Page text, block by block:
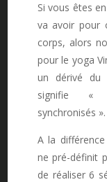
Si vous êtes
va avoir pour
corps, alors
pour le yoga
un dérivé du
signifie «
synchronisés ».
A la
ne pré-définit
de réaliser 6